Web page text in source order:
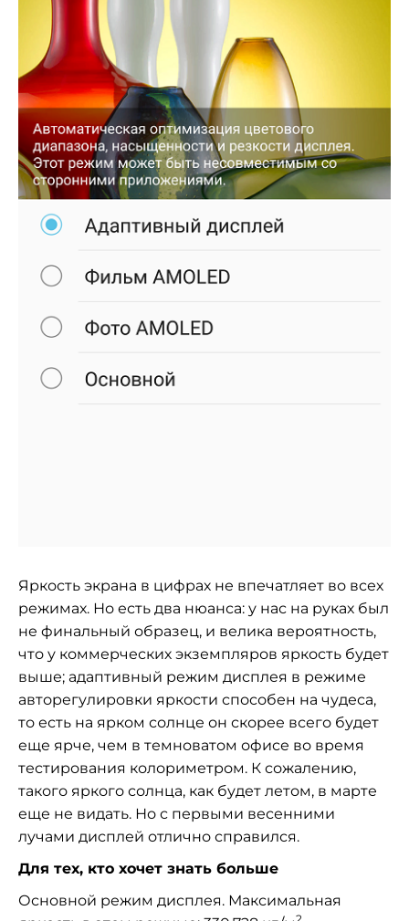
Яркость экрана в цифрах не впечатляет во всех
режимах. Но есть два нюанса: у нас на руках был
не финальный образец, и велика вероятность,
что у коммерческих экземпляров яркость будет
выше; адаптивный режим дисплея в режиме
авторегулировки яркости способен на чудеса,
то есть на ярком солнце он скорее всего будет
еще ярче, чем в темноватом офисе во время
тестирования колориметром. К сожалению,
такого яркого солнца, как будет летом, в марте
еще не видать. Но с первыми весенними
лучами дисплей отлично справился.
Для тех, кто хочет знать больше
Основной режим дисплея. Максимальная